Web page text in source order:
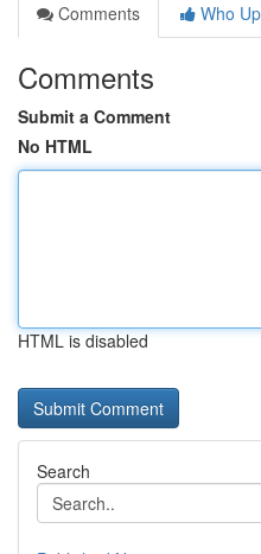
Comments
Who
Comments
Submit a Comment
No HTML
HTML is disabled
Search